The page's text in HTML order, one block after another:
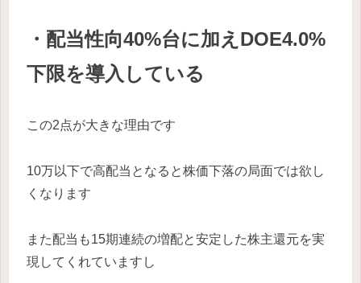
・配当性向40%台に加えDOE4.0%
下限を導入している
この2点が大きな理由です
10万以下で高配当となると株価下落の局面では欲し
くなります
また配当も15期連続の増配と安定した株主還元を実
現してくれていますし